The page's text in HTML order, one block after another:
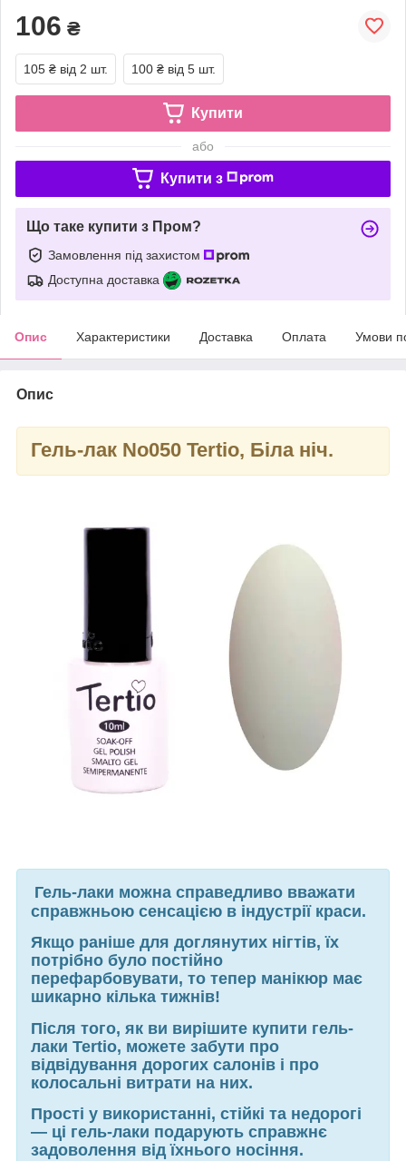
106 ₴
105 ₴ від 2 шт. 100 ₴ від 5 шт.
Купити
або
Купити з
Що таке купити з Пром?
Замовлення під захистом
Доступна доставка
Опис Характеристики Доставка Оплата Умови
Опис
Гель-лак No050 Tertio, Біла ніч.
Гель-лаки можна справедливо вважати
справжньою сенсацією в індустрії краси.
Якщо раніше для доглянутих нігтів, їх
потрібно було постійно
перефарбовувати, то тепер манікюр має
шикарно кілька тижнів!
Після того, як ви вирішите купити гель-
лаки Tertio, можете забути про
відвідування дорогих салонів і про
колосальні витрати на них.
Прості у використанні, стійкі та недорогі
— ці гель-лаки подарують справжнє
задоволення від їхнього носіння.